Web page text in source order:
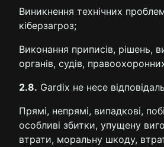
Виникнення технічних
кіберзагроз;
Виконання приписів, рішень,
органів, судів,
2.8. Gardix не несе
Прямі, непрямі, випадкові,
особливі збитки, упущену
втрати, моральну шкоду,